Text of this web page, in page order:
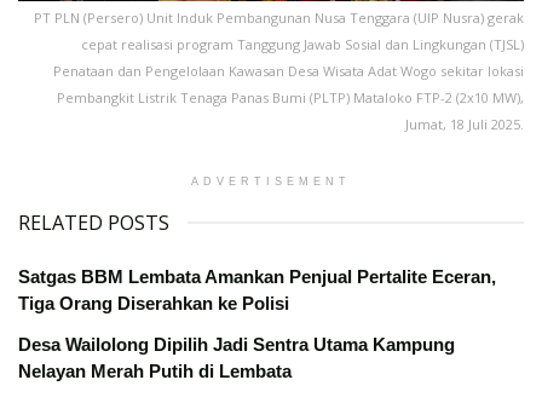
PT PLN (Persero) Unit Induk Pembangunan Nusa Tenggara (UIP Nusra) gerak
cepat realisasi program Tanggung Jawab Sosial dan Lingkungan (TJSL)
Penataan dan Pengelolaan Kawasan Desa Wisata Adat Wogo sekitar lokasi
Pembangkit Listrik Tenaga Panas Bumi (PLTP) Mataloko FTP-2 (2x10 MW),
Jumat, 18 Juli 2025.
ADVERTISEMENT
RELATED POSTS
Satgas BBM Lembata Amankan Penjual Pertalite Eceran,
Tiga Orang Diserahkan ke Polisi
Desa Wailolong Dipilih Jadi Sentra Utama Kampung
Nelayan Merah Putih di Lembata